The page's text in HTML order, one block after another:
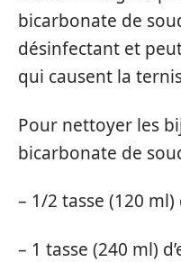
bicarbonate de
désinfectant et
qui causent la
Pour nettoyer les
bicarbonate de
– 1/2 tasse (120
– 1 tasse (240 ml)